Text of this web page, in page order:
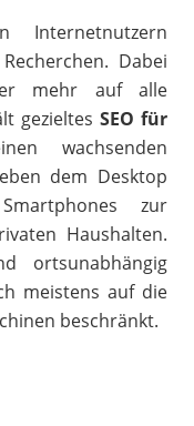
Internetnutzern
Dabei
mehr auf alle
gezieltes SEO für
wachsenden
dem Desktop
zur
Haushalten.
ortsunabhängig
meistens auf die
beschränkt.